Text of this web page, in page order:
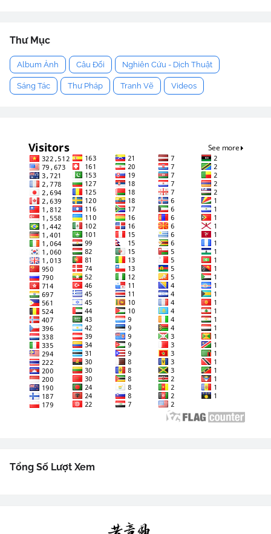
Thư Mục
Album Ảnh Câu Đối Nghiên Cứu - Dịch Thuật
Sáng Tác Thư Pháp Tranh Vẽ Videos
Tổng Số Lượt Xem